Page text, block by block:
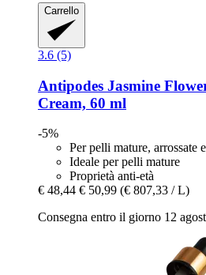
Carrello
3.6 (5)
Antipodes Jasmine
Cream, 60 ml
-5%
Per pelli mature, arrossate
Ideale per pelli mature
Proprietà anti-età
€ 48,44 € 50,99 (€ 807,33 / L)
Consegna entro il giorno 12